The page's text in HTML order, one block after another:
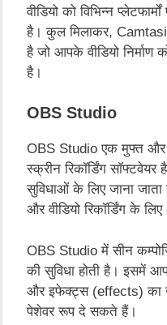
वीडियो को विभिन्न प्लेटफार्मों
है। कुल मिलाकर,
है जो आपके वीडियो निर्माण
है।
OBS Studio
OBS Studioएक मुफ्त और
स्क्रीन रिकॉर्डिंग सॉफ्टवेयर है
सुविधाओं के लिए जाना जाता
और वीडियो रिकॉर्डिंग के लिए
OBS Studioमें सीन
की सुविधा होती है।इसमें
और इफेक्ट्स(effects)का
पेशेवर रूप दे सकते हैं।